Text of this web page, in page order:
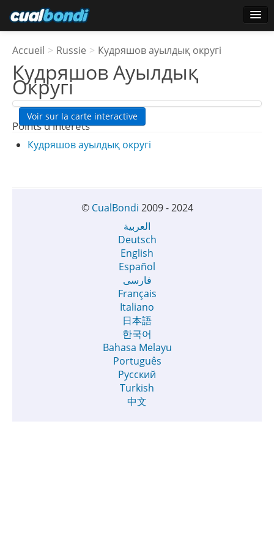
Utilisateurs étoile
Sondage
Accueil > Russie > Кудряшов ауылдық округі
Кудряшов Ауылдық
Округі
Voir sur la carte interactive
Points d'interêts
Кудряшов ауылдық округі
© CualBondi 2009 - 2024
العربية
Deutsch
English
Español
فارسی
Français
Italiano
日本語
한국어
Bahasa Melayu
Português
Русский
Turkish
中文